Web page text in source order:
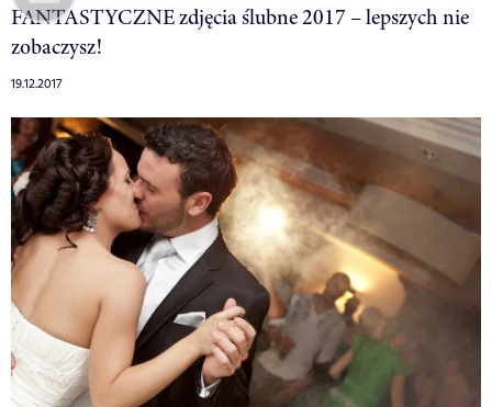
FANTASTYCZNE zdjęcia ślubne 2017 – lepszych nie
zobaczysz!
19.12.2017